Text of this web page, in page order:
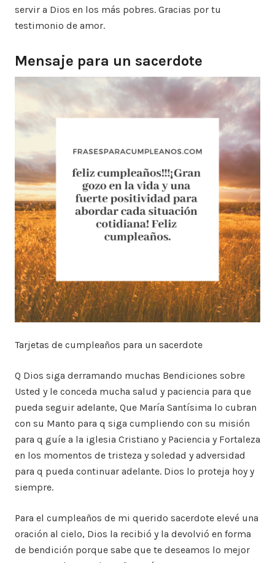
servir a Dios en los más pobres. Gracias por tu
testimonio de amor.
Mensaje para un sacerdote
Tarjetas de cumpleaños para un sacerdote
Q Dios siga derramando muchas Bendiciones sobre
Usted y le conceda mucha salud y paciencia para que
pueda seguir adelante, Que María Santísima lo cubran
con su Manto para q siga cumpliendo con su misión
para q guíe a la iglesia Cristiano y Paciencia y Fortaleza
en los momentos de tristeza y soledad y adversidad
para q pueda continuar adelante. Dios lo proteja hoy y
siempre.
Para el cumpleaños de mi querido sacerdote elevé una
oración al cielo, Dios la recibió y la devolvió en forma
de bendición porque sabe que te deseamos lo mejor